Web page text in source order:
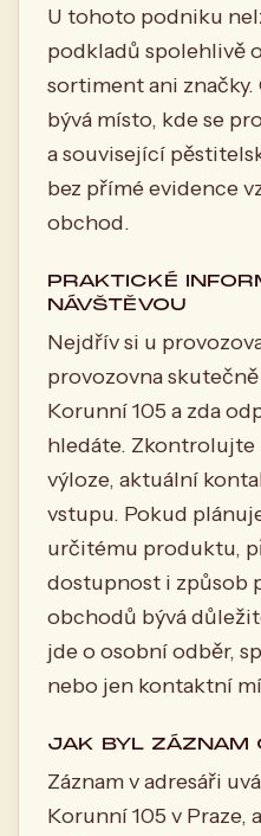
U tohoto podniku
podkladů spolehlivě
sortiment ani
bývá místo, kde se
a související
bez přímé evidence
obchod.
PRAKTICKÉ
NÁVŠTĚVOU
Nejdřív si u
provozovna
Korunní 105 a zda
hledáte. Zkontrolujte
výloze, aktuální
vstupu. Pokud
určitému produktu,
dostupnost i způsob
obchodů bývá
jde o osobní odběr,
nebo jen kontaktní
JAK BYL ZÁZNAM
Záznam v adresáři
Korunní 105 v Praze,